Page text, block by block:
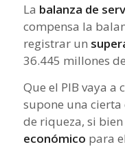
La balanza de
compensa la
registrar un
36.445 millones
Que el PIB vaya a
supone una cierta
de riqueza, si bien
económico para